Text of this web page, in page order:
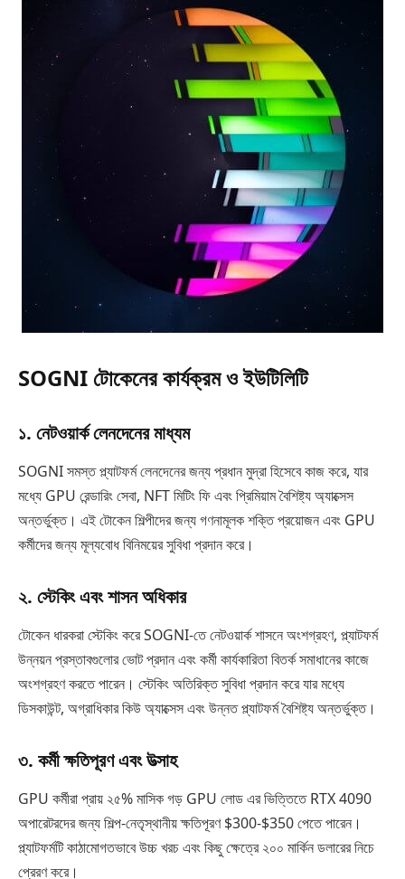
SOGNI টোকেনের কার্যক্রম ও ইউটিলিটি
১. নেটওয়ার্ক লেনদেনের মাধ্যম
SOGNI সমস্ত প্ল্যাটফর্ম লেনদেনের জন্য প্রধান মুদ্রা হিসেবে কাজ করে, যার
মধ্যে GPU রেন্ডারিং সেবা, NFT মিটিং ফি এবং প্রিমিয়াম বৈশিষ্ট্য অ্যাক্সেস
অন্তর্ভুক্ত। এই টোকেন শিল্পীদের জন্য গণনামূলক শক্তি প্রয়োজন এবং GPU
কর্মীদের জন্য মূল্যবোধ বিনিময়ের সুবিধা প্রদান করে।
২. স্টেকিং এবং শাসন অধিকার
টোকেন ধারকরা স্টেকিং করে SOGNI-তে নেটওয়ার্ক শাসনে অংশগ্রহণ, প্ল্যাটফর্ম
উন্নয়ন প্রস্তাবগুলোর ভোট প্রদান এবং কর্মী কার্যকারিতা বিতর্ক সমাধানের কাজে
অংশগ্রহণ করতে পারেন। স্টেকিং অতিরিক্ত সুবিধা প্রদান করে যার মধ্যে
ডিসকাউন্ট, অগ্রাধিকার কিউ অ্যাক্সেস এবং উন্নত প্ল্যাটফর্ম বৈশিষ্ট্য অন্তর্ভুক্ত।
৩. কর্মী ক্ষতিপূরণ এবং উত্সাহ
GPU কর্মীরা প্রায় ২৫% মাসিক গড় GPU লোড এর ভিত্তিতে RTX 4090
অপারেটরদের জন্য শিল্প-নেতৃস্থানীয় ক্ষতিপূরণ $300-$350 পেতে পারেন।
প্ল্যাটফর্মটি কাঠামোগতভাবে উচ্চ খরচ এবং কিছু ক্ষেত্রে ২০০ মার্কিন ডলারের নিচে
প্রেরণ করে।